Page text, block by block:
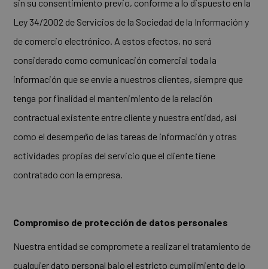
sin su consentimiento previo, conforme a lo dispuesto en la
Ley 34/2002 de Servicios de la Sociedad de la Información y
de comercio electrónico. A estos efectos, no será
considerado como comunicación comercial toda la
información que se envíe a nuestros clientes, siempre que
tenga por finalidad el mantenimiento de la relación
contractual existente entre cliente y nuestra entidad, así
como el desempeño de las tareas de información y otras
actividades propias del servicio que el cliente tiene
contratado con la empresa.
Compromiso de protección de datos personales
Nuestra entidad se compromete a realizar el tratamiento de
cualquier dato personal bajo el estricto cumplimiento de lo